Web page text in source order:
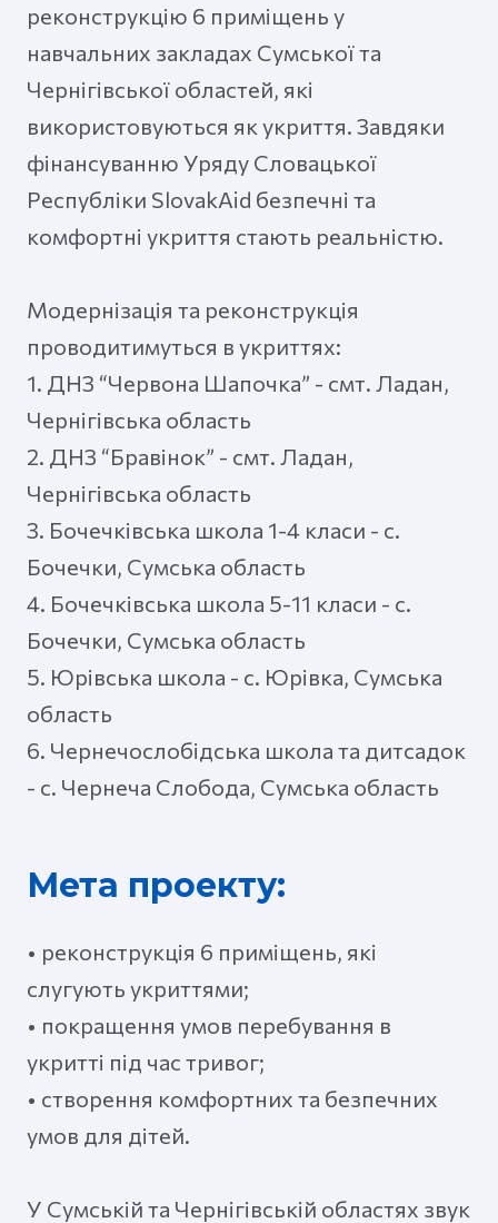
реконструкцію 6 приміщень у
навчальних закладах Сумської та
Чернігівської областей, які
використовуються як укриття. Завдяки
фінансуванню Уряду Словацької
Республіки SlovakAid безпечні та
комфортні укриття стають реальністю.
Модернізація та реконструкція
проводитимуться в укриттях:
1. ДНЗ “Червона Шапочка” - смт. Ладан,
Чернігівська область
2. ДНЗ “Бравінок” - смт. Ладан,
Чернігівська область
3. Бочечківська школа 1-4 класи - с.
Бочечки, Сумська область
4. Бочечківська школа 5-11 класи - с.
Бочечки, Сумська область
5. Юрівська школа - с. Юрівка, Сумська
область
6. Чернечослобідська школа та дитсадок
- с. Чернеча Слобода, Сумська область
Мета проекту:
• реконструкція 6 приміщень, які
слугують укриттями;
• покращення умов перебування в
укритті під час тривог;
• створення комфортних та безпечних
умов для дітей.
У Сумській та Чернігівській областях звук